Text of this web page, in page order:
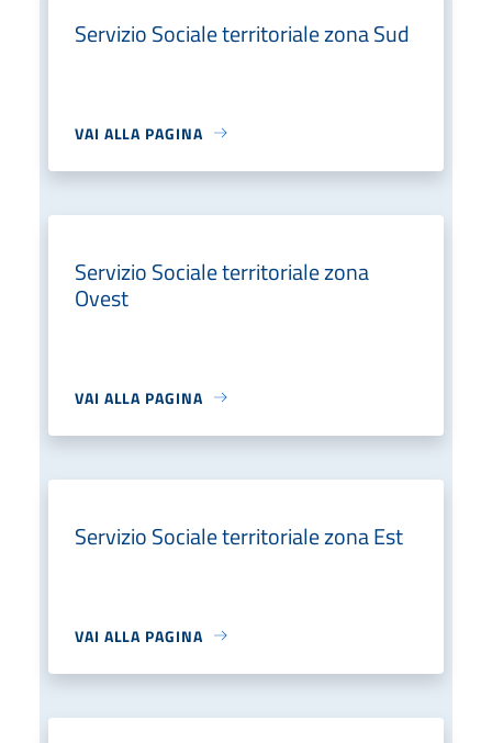
Servizio Sociale territoriale zona Sud
VAI ALLA PAGINA
Servizio Sociale territoriale zona
Ovest
VAI ALLA PAGINA
Servizio Sociale territoriale zona Est
VAI ALLA PAGINA